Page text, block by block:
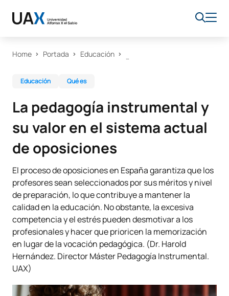
Home Portada Educación
Educación Qué es
La pedagogía instrumental y
su valor en el sistema actual
de oposiciones
El proceso de oposiciones en España garantiza que los
profesores sean seleccionados por sus méritos y nivel
de preparación, lo que contribuye a mantener la
calidad en la educación. No obstante, la excesiva
competencia y el estrés pueden desmotivar a los
profesionales y hacer que prioricen la memorización
en lugar de la vocación pedagógica. (Dr. Harold
Hernández. Director Máster Pedagogía Instrumental.
UAX)